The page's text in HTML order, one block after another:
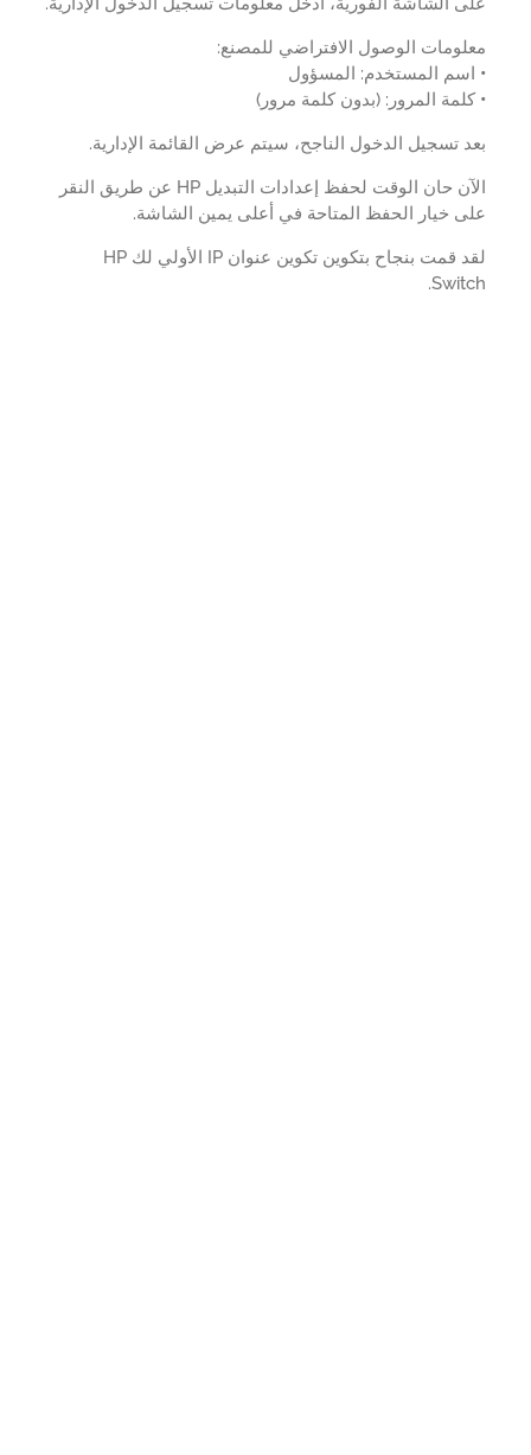
الوصول الافتراضي للمصنع:
المستخدم: المسؤول
المرور: (بدون كلمة مرور)
تسجيل الدخول الناجح، سيتم عرض القائمة الإدارية.
الآن حان الوقت لحفظ إعدادات التبديل HP عن طريق النقر
خيار الحفظ المتاحة في أعلى يمين الشاشة.
لقد قمت بنجاح بتكوين تكوين عنوان IP الأولي لك HP